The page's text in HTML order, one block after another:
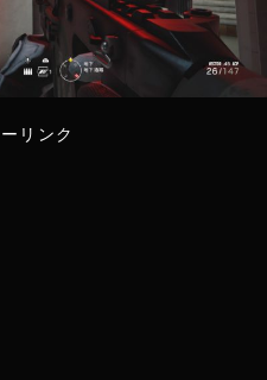
リンク